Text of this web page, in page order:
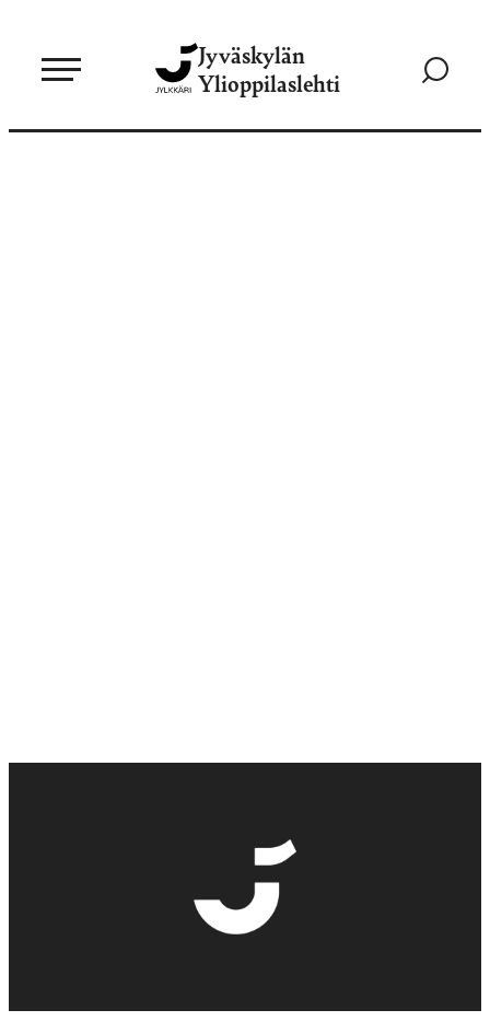
sisältöön
Jyväskylän
Ylioppilaslehti
Siirry